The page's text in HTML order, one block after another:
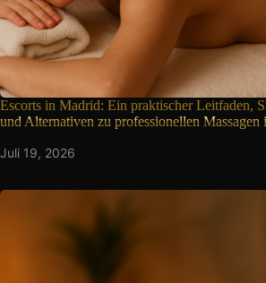
Escorts in Madrid: Ein praktischer Leitfaden,
und Alternativen zu professionellen Massagen
Juli 19, 2026